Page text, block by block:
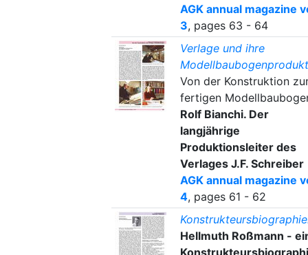
AGK annual magazine
3, pages 63 - 64
Verlage und ihre
Von der Konstruktion
fertigen
Rolf Bianchi. Der
langjährige
Produktionsleiter des
Verlages J.F. Schreiber
AGK annual magazine
4, pages 61 - 62
Hellmuth Roßmann -